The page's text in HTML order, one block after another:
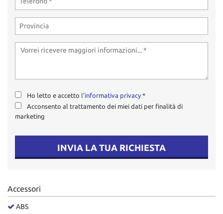
Ho letto e accetto l'informativa privacy *
Acconsento al trattamento dei miei dati per finalità di
marketing
INVIA LA TUA RICHIESTA
Accessori
ABS
Cookie delle preferenze
Cookie per il miglioramento dell'esperienza utente
Cookie di marketing
policy
le